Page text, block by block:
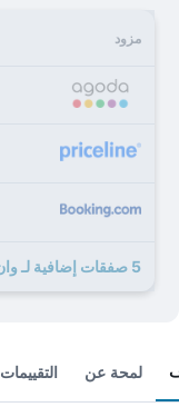
مزود
5 صفقات إضافية لـ وان تو وان غراند ماربيا
لمحة عن التقييمات